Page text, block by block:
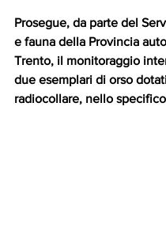
Prosegue, da parte del
e fauna della Provincia
Trento, il monitoraggio
due esemplari di orso
radiocollare, nello